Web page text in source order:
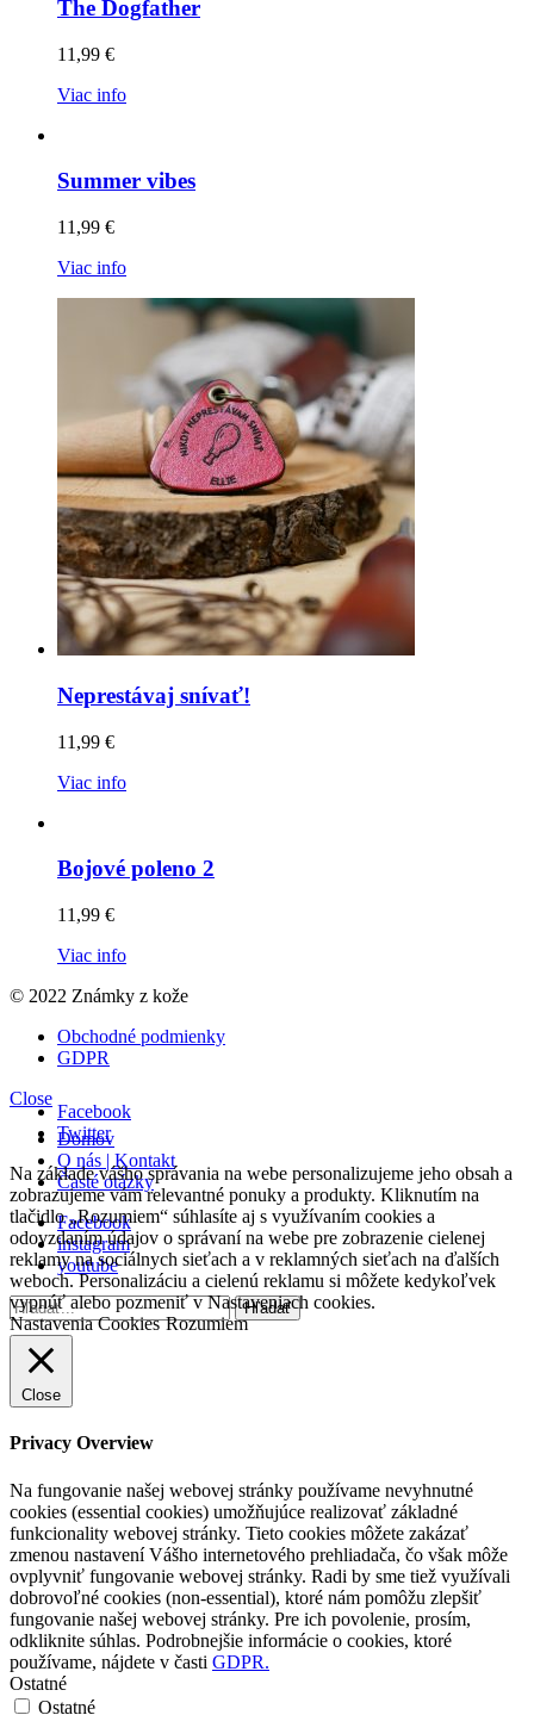
The Dogfather
11,99 €
Viac info
Summer vibes
11,99 €
Viac info
Neprestávaj snívať!
11,99 €
Viac info
Bojové poleno 2
11,99 €
Viac info
© 2022 Známky z kože
Obchodné podmienky
GDPR
Close
Domov
O nás | Kontakt
Časté otázky
Facebook
instagram
youtube
Hľadať
Hľadať
Facebook
Twitter
Na základe vášho správania na webe personalizujeme jeho obsah a
zobrazujeme vám relevantné ponuky a produkty. Kliknutím na
tlačidlo „Rozumiem“ súhlasíte aj s využívaním cookies a
odovzdaním údajov o správaní na webe pre zobrazenie cielenej
reklamy na sociálnych sieťach a v reklamných sieťach na ďalších
weboch. Personalizáciu a cielenú reklamu si môžete kedykoľvek
vypnúť alebo pozmeniť v Nastaveniach cookies.
Nastavenia Cookies Rozumiem
Close
Privacy Overview
Na fungovanie našej webovej stránky používame nevyhnutné
cookies (essential cookies) umožňujúce realizovať základné
funkcionality webovej stránky. Tieto cookies môžete zakázať
zmenou nastavení Vášho internetového prehliadača, čo však môže
ovplyvniť fungovanie webovej stránky. Radi by sme tiež využívali
dobrovoľné cookies (non-essential), ktoré nám pomôžu zlepšiť
fungovanie našej webovej stránky. Pre ich povolenie, prosím,
odkliknite súhlas. Podrobnejšie informácie o cookies, ktoré
používame, nájdete v časti GDPR.
Ostatné
Ostatné